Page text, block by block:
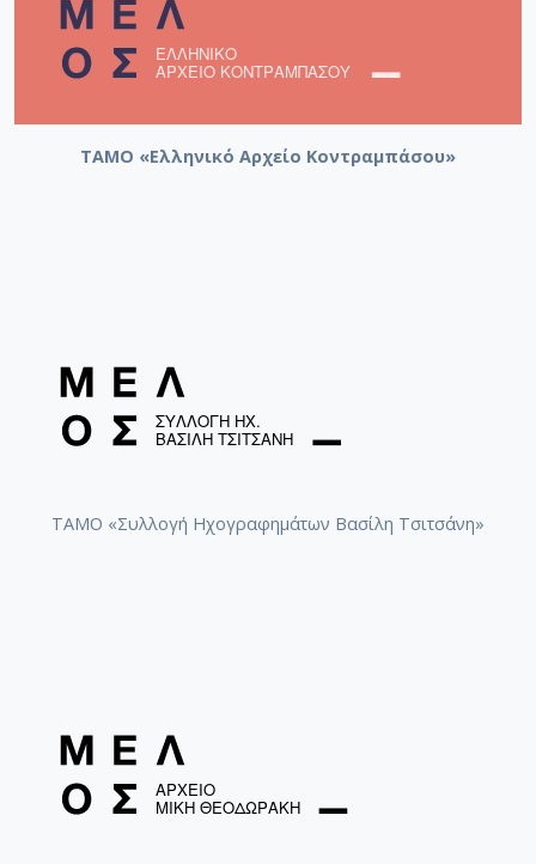
ΤΑΜΟ «Ελληνικό Αρχείο Κοντραμπάσου»
ΤΑΜΟ «Συλλογή Ηχογραφημάτων Βασίλη Τσιτσάνη»